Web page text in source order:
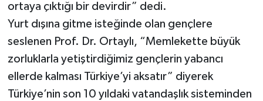
ortaya çıktığı bir devirdir” dedi.
Yurt dışına gitme isteğinde olan gençlere
seslenen Prof. Dr. Ortaylı, “Memlekette büyük
zorluklarla yetiştirdiğimiz gençlerin yabancı
ellerde kalması Türkiye’yi aksatır” diyerek
Türkiye’nin son 10 yıldaki vatandaşlık sisteminden